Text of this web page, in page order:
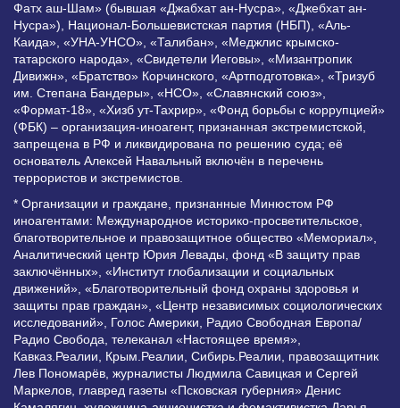
Фатх аш-Шам» (бывшая «Джабхат ан-Нусра», «Джебхат ан-
Нусра»), Национал-Большевистская партия (НБП), «Аль-
Каида», «УНА-УНСО», «Талибан», «Меджлис крымско-
татарского народа», «Свидетели Иеговы», «Мизантропик
Дивижн», «Братство» Корчинского, «Артподготовка», «Тризуб
им. Степана Бандеры», «НСО», «Славянский союз»,
«Формат-18», «Хизб ут-Тахрир», «Фонд борьбы с коррупцией»
(ФБК) – организация-иноагент, признанная экстремистской,
запрещена в РФ и ликвидирована по решению суда; её
основатель Алексей Навальный включён в перечень
террористов и экстремистов.
* Организации и граждане, признанные Минюстом РФ
иноагентами: Международное историко-просветительское,
благотворительное и правозащитное общество «Мемориал»,
Аналитический центр Юрия Левады, фонд «В защиту прав
заключённых», «Институт глобализации и социальных
движений», «Благотворительный фонд охраны здоровья и
защиты прав граждан», «Центр независимых социологических
исследований», Голос Америки, Радио Свободная Европа/
Радио Свобода, телеканал «Настоящее время»,
Кавказ.Реалии, Крым.Реалии, Сибирь.Реалии, правозащитник
Лев Пономарёв, журналисты Людмила Савицкая и Сергей
Маркелов, главред газеты «Псковская губерния» Денис